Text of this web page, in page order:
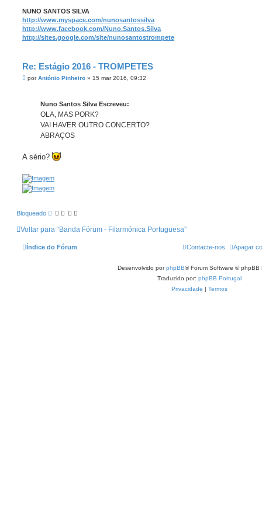
NUNO SANTOS SILVA
http://www.myspace.com/nunosantossilva
http://www.facebook.com/Nuno.Santos.Silva
http://sites.google.com/site/nunosantostrompete
Re: Estágio 2016 - TROMPETES
MporAntónio Pinheiro » 15 mar 2016, 09:32
Nuno Santos Silva Escreveu:
OLA, MAS PORK?
VAI HAVER OUTRO CONCERTO?
ABRAÇOS
A sério?
Bloqueado
Voltar para “Banda Fórum - Filarmónica Portuguesa”
Índice do Fórum Apagar
Contacte-nos
Desenvolvido porphpBB® Forum Software © phpBB
Traduzido por: phpBB Portugal
Privacidade | Termos